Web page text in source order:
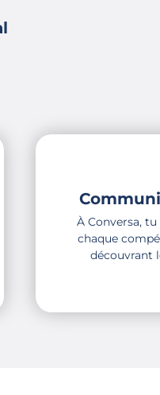
À Conversa,
chaque
découvrant